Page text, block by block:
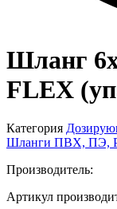
Шланг
FLEX
Категория
Шланги ПВХ, ПЭ,
Артикул